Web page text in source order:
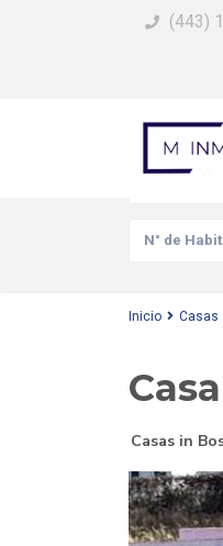
(443)
Busca Tu
N° de
Inicio Casas
Casas in